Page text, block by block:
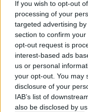
If you wish to opt-out
processing of your
targeted advertising
section to confirm
opt-out request is
interest-based ads
us or personal
your opt-out. You may
disclosure of your
IAB’s list of
also be disclosed by
VIDEÓK, MÉDIATÁR
Elképesztően
lakás